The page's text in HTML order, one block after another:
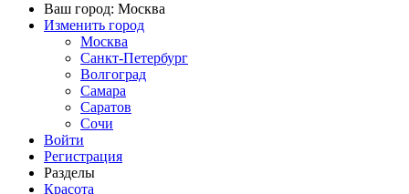
Ваш город: Москва
Изменить город
Москва
Санкт-Петербург
Волгоград
Самара
Саратов
Сочи
Войти
Регистрация
Разделы
Красота